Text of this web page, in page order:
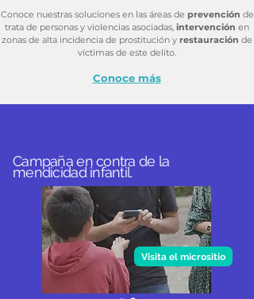
Conoce nuestras soluciones en las áreas de prevención de
trata de personas y violencias asociadas, intervención en
zonas de alta incidencia de prostitución y restauración de
víctimas de este delito.
Conoce más
Campaña en contra de la
mendicidad infantil.
Visita el micrositio